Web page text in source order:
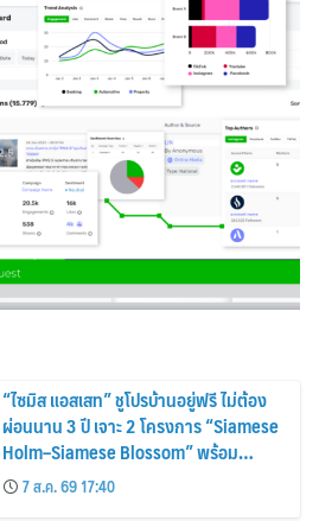
“ไซมิส แอสเสท” ชูโปรบ้านอยู่ฟรี ไม่ต้อง
ผ่อนนาน 3 ปี เจาะ 2 โครงการ “Siamese
Holm–Siamese Blossom” พร้อม
ส่วนลดและสิทธิพิเศษถึง 31 สิงหาคม
2569
7 ส.ค. 69 17:40